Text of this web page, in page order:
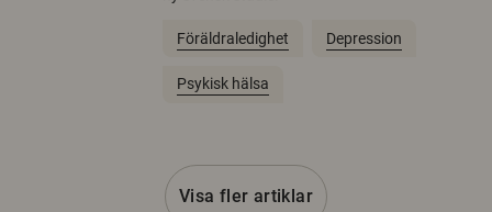
Föräldraledighet Depression
Psykisk hälsa
Visa fler artiklar